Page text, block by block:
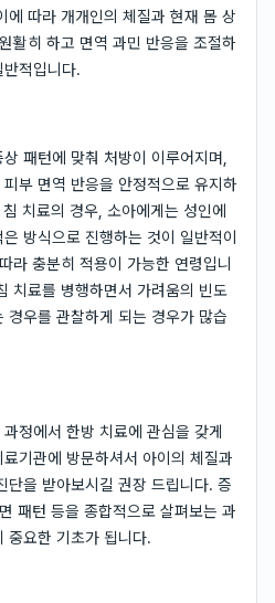
에 따라 개개인의 체질과 현재 몸 상
활히 하고 면역 과민 반응을 조절하
적입니다.
패턴에 맞춰 처방이 이루어지며,
부 면역 반응을 안정적으로 유지하
치료의 경우, 소아에게는 성인에
방식으로 진행하는 것이 일반적이
라 충분히 적용이 가능한 연령입니
치료를 병행하면서 가려움의 빈도
경우를 관찰하게 되는 경우가 많습
정에서 한방 치료에 관심을 갖게
기관에 방문하셔서 아이의 체질과
단을 받아보시길 권장 드립니다. 증
패턴 등을 종합적으로 살펴보는 과
중요한 기초가 됩니다.